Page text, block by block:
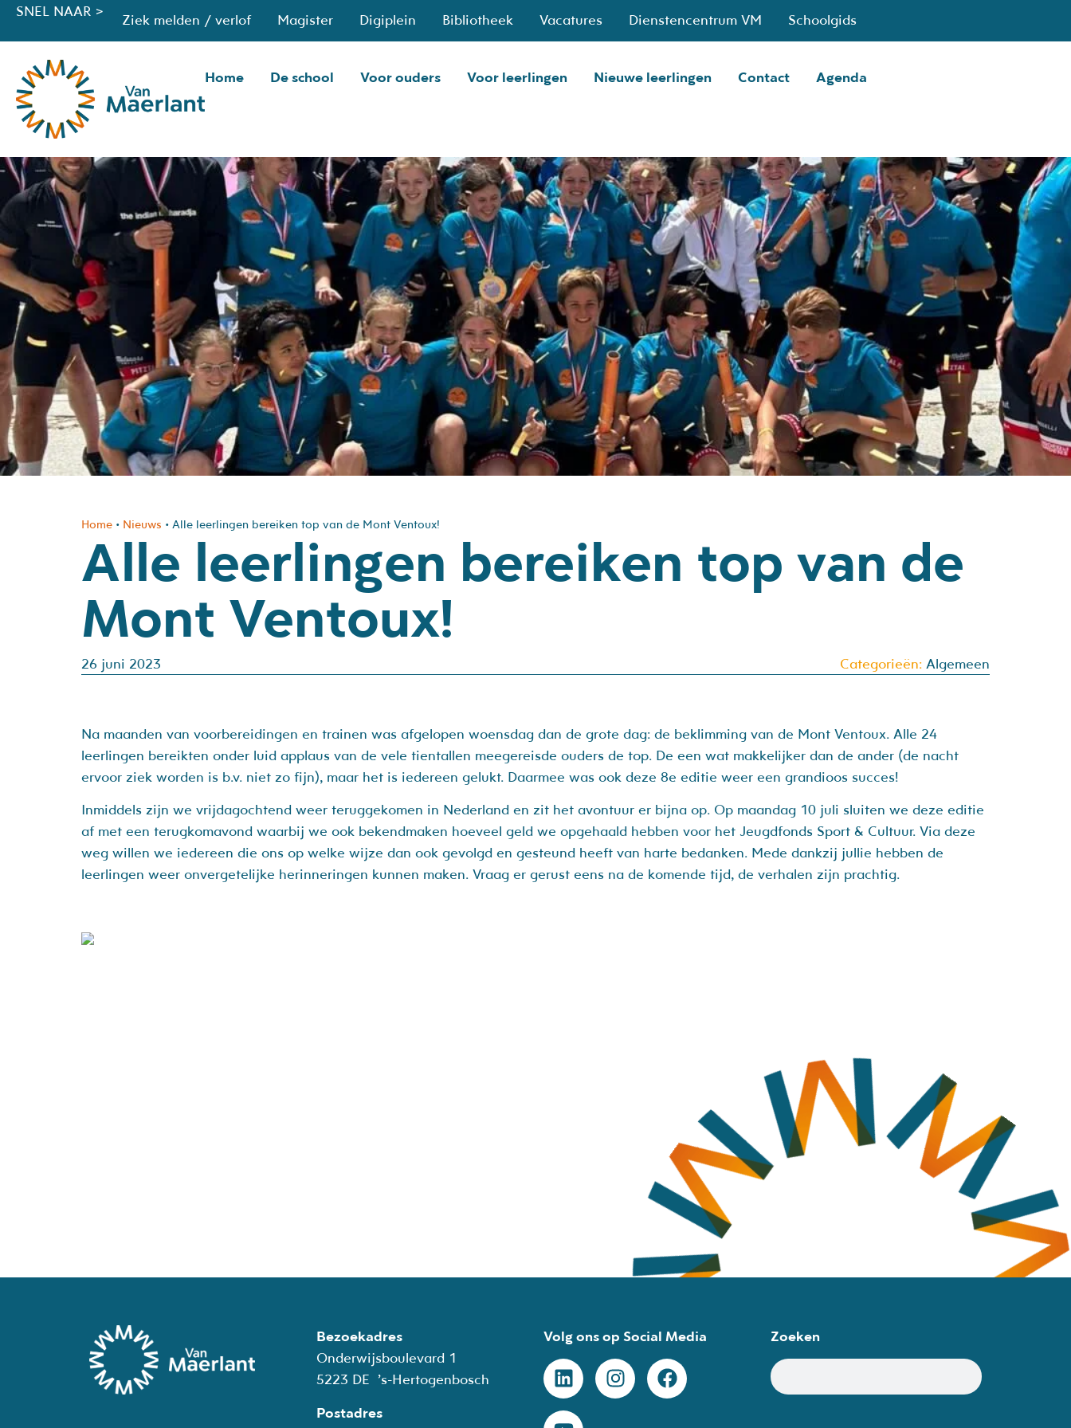
SNEL NAAR > Ziek melden / verlof Magister Digiplein Bibliotheek Vacatures Dienstencentrum VM Schoolgids
Home De school Voor ouders Voor leerlingen Nieuwe leerlingen Contact Agenda
Home • Nieuws • Alle leerlingen bereiken top van de Mont Ventoux!
Alle leerlingen bereiken top van de
Mont Ventoux!
26 juni 2023 Categorieën: Algemeen
Na maanden van voorbereidingen en trainen was afgelopen woensdag dan de grote dag: de beklimming van de Mont Ventoux. Alle 24
leerlingen bereikten onder luid applaus van de vele tientallen meegereisde ouders de top. De een wat makkelijker dan de ander (de nacht
ervoor ziek worden is b.v. niet zo fijn), maar het is iedereen gelukt. Daarmee was ook deze 8e editie weer een grandioos succes!
Inmiddels zijn we vrijdagochtend weer teruggekomen in Nederland en zit het avontuur er bijna op. Op maandag 10 juli sluiten we deze editie
af met een terugkomavond waarbij we ook bekendmaken hoeveel geld we opgehaald hebben voor het Jeugdfonds Sport & Cultuur. Via deze
weg willen we iedereen die ons op welke wijze dan ook gevolgd en gesteund heeft van harte bedanken. Mede dankzij jullie hebben de
leerlingen weer onvergetelijke herinneringen kunnen maken. Vraag er gerust eens na de komende tijd, de verhalen zijn prachtig.
Bezoekadres
Onderwijsboulevard 1
5223 DE ’s-Hertogenbosch
Postadres
Volg ons op Social Media Zoeken